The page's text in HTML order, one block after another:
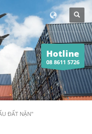
Hotline
08 8611 5726
ĐẤT NẶN"